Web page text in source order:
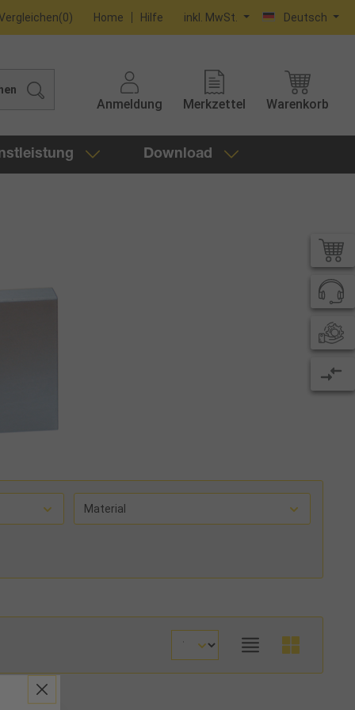
(0) Home Hilfe inkl. MwSt. Deutsch
Anmeldung Merkzettel Warenkorb
Download
Material